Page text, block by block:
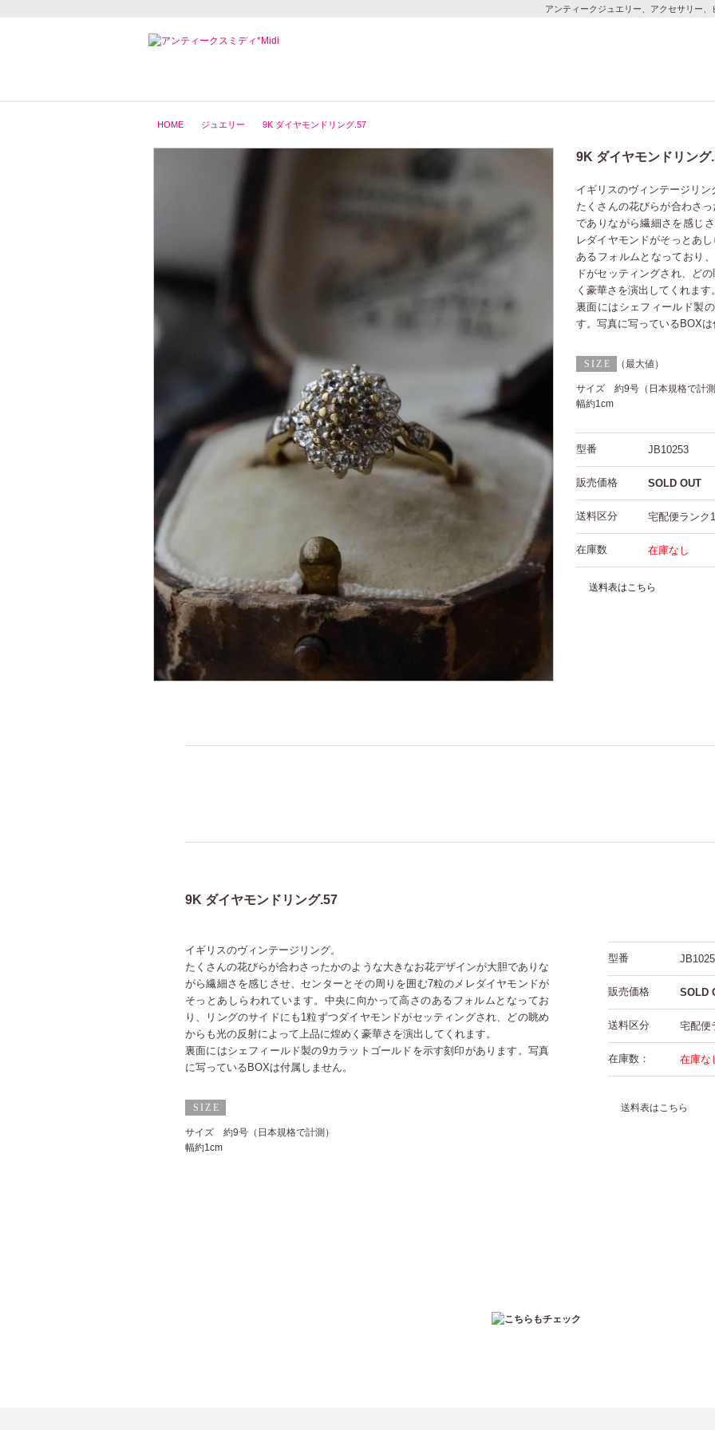
アンティークジュエリー、アクセサリ
HOME ジュエリー 9K ダイヤモンドリング.57
9K ダイヤモンドリング
イギリスのヴィンテージリン
たくさんの花びらが合わさ
でありながら繊細さを感じ
レダイヤモンドがそっとあ
あるフォルムとなっており
ドがセッティングされ、ど
く豪華さを演出してくれます
裏面にはシェフィールド製
す。写真に写っているBOX
サイズ 約9号（日本規格で計
幅約1cm
（最大値）
型番 JB10253
販売価格 SOLD OUT
送料区分 宅配便ランク1
在庫数 在庫なし
送料表はこちら
9K ダイヤモンドリング.57
イギリスのヴィンテージリング。
たくさんの花びらが合わさったかのような大きなお花デザインが大胆でありな
がら繊細さを感じさせ、センターとその周りを囲む7粒のメレダイヤモンドが
そっとあしらわれています。中央に向かって高さのあるフォルムとなってお
り、リングのサイドにも1粒ずつダイヤモンドがセッティングされ、どの眺め
からも光の反射によって上品に煌めく豪華さを演出してくれます。
裏面にはシェフィールド製の9カラットゴールドを示す刻印があります。写真
に写っているBOXは付属しません。
サイズ 約9号（日本規格で計測）
幅約1cm
型番
販売価格 SOLD
送料区分 宅配便
在庫数： 在庫な
送料表はこちら